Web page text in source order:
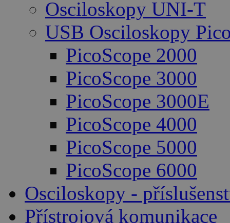
Osciloskopy UNI-T
USB Osciloskopy
PicoScope 2000
PicoScope 3000
PicoScope 3000E
PicoScope 4000
PicoScope 5000
PicoScope 6000
Osciloskopy -
Přístrojová komunikace